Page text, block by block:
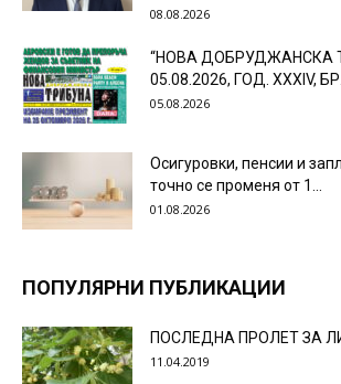
08.08.2026
“НОВА ДОБРУДЖАНСКА
05.08.2026, ГОД. XXХIV,
05.08.2026
Осигуровки, пенсии и
точно се променя от 1...
01.08.2026
ПОПУЛЯРНИ ПУБЛИКАЦИИ
ПОСЛЕДНА ПРОЛЕТ ЗА
11.04.2019